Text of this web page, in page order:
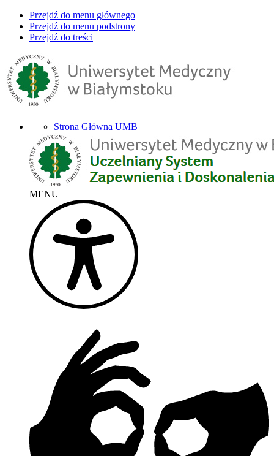
Przejdź do menu głównego
Przejdź do menu podstrony
Przejdź do treści
Strona Główna UMB
MENU